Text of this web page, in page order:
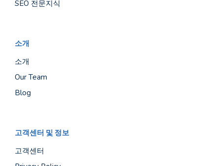
SEO 전문지식
소개
소개
Our Team
Blog
고객센터 및 정보
고객센터